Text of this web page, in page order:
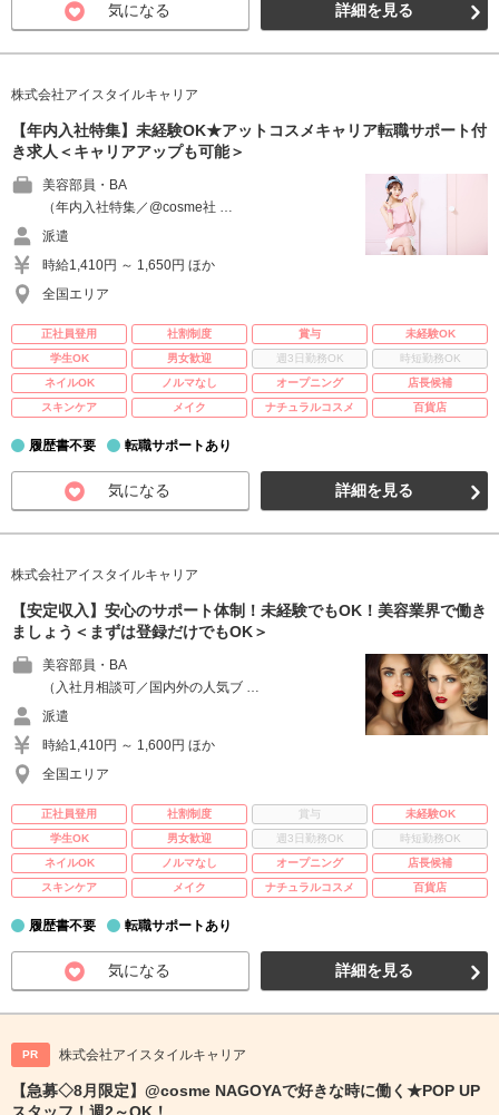
気になる 詳細を見る
株式会社アイスタイルキャリア
【年内入社特集】未経験OK★アットコスメキャリア転職サポート付
き求人＜キャリアアップも可能＞
美容部員・BA
（年内入社特集／@cosme社 …
派遣
時給1,410円 ～ 1,650円 ほか
全国エリア
正社員登用 社割制度 賞与
未経験OK
学生OK
男女歓迎 週3日勤務OK
時短勤務OK
ネイルOK
ノルマなし オープニング
店長候補
スキンケア
メイク ナチュラルコスメ 百貨店
履歴書不要 転職サポートあり
気になる 詳細を見る
株式会社アイスタイルキャリア
【安定収入】安心のサポート体制！未経験でもOK！美容業界で働き
ましょう＜まずは登録だけでもOK＞
美容部員・BA
（入社月相談可／国内外の人気ブ …
派遣
時給1,410円 ～ 1,600円 ほか
全国エリア
正社員登用 社割制度 賞与
未経験OK
学生OK
男女歓迎 週3日勤務OK
時短勤務OK
ネイルOK
ノルマなし オープニング
店長候補
スキンケア
メイク ナチュラルコスメ 百貨店
履歴書不要 転職サポートあり
気になる 詳細を見る
PR 株式会社アイスタイルキャリア
【急募◇8月限定】@cosme NAGOYAで好きな時に働く★POP UP